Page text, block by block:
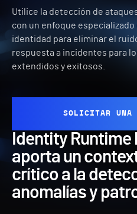
Utilice la detección de
con un enfoque especializado
identidad para eliminar el
respuesta a incidentes para
extendidos y exitosos.
SOLICITAR UNA
Identity
aporta un
crítico a la
anomalías y